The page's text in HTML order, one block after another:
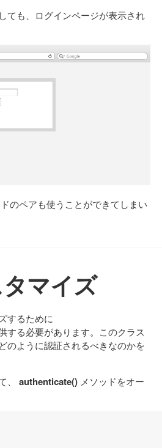
ても、ログインページが表示され
のペアも使うことができてしまい
マイズ
するために
する必要があります。このクラス
のように認証されるべきなのかを
、 authenticate() メソッドをオー